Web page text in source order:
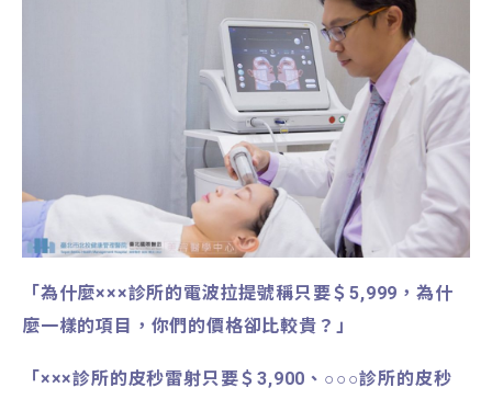
「為什麼×××診所的電波拉提號稱只要＄5,999，為什
麼一樣的項目，你們的價格卻比較貴？」
「×××診所的皮秒雷射只要＄3,900、○○○診所的皮秒